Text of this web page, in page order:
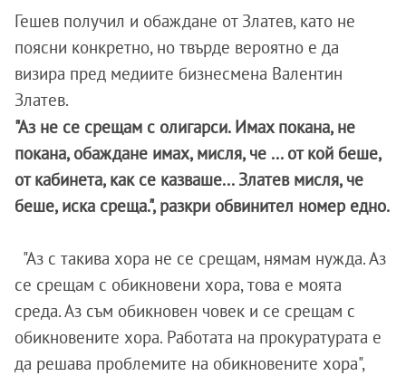
Гешев получил и обаждане от Златев, като не
поясни конкретно, но твърде вероятно е да
визира пред медиите бизнесмена Валентин
Златев.
"Аз не се срещам с олигарси. Имах покана, не
покана, обаждане имах, мисля, че ... от кой беше,
от кабинета, как се казваше... Златев мисля, че
беше, иска среща.", разкри обвинител номер едно.
"Аз с такива хора не се срещам, нямам нужда. Аз
се срещам с обикновени хора, това е моята
среда. Аз съм обикновен човек и се срещам с
обикновените хора. Работата на прокуратурата е
да решава проблемите на обикновените хора",